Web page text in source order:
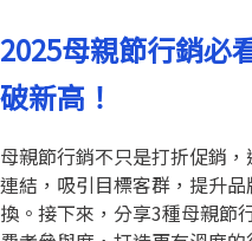
2025母親節行銷必
破新高！
母親節行銷不只是打折促銷
連結，吸引目標客群，提升
換。接下來，分享3種母親節